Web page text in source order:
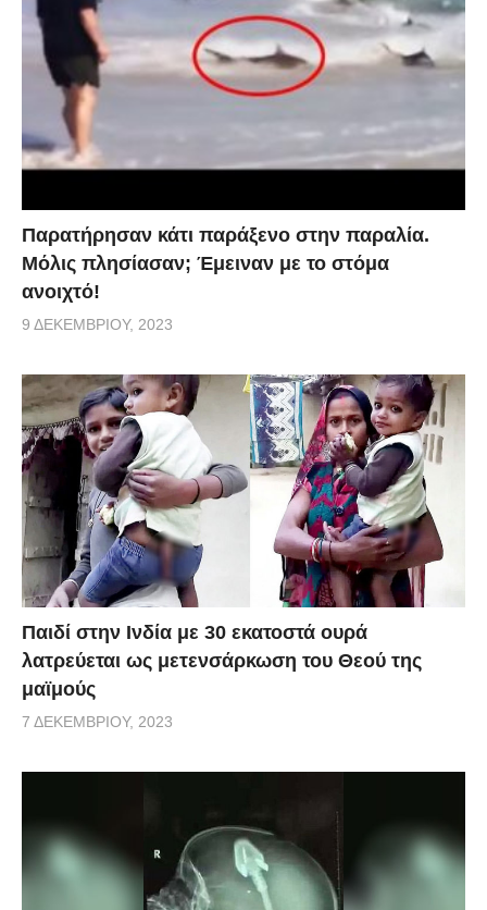
Παρατήρησαν κάτι παράξενο στην παραλία.
Μόλις πλησίασαν; Έμειναν με το στόμα
ανοιχτό!
9 ΔΕΚΕΜΒΡΊΟΥ, 2023
Παιδί στην Ινδία με 30 εκατοστά ουρά
λατρεύεται ως μετενσάρκωση του Θεού της
μαϊμούς
7 ΔΕΚΕΜΒΡΊΟΥ, 2023